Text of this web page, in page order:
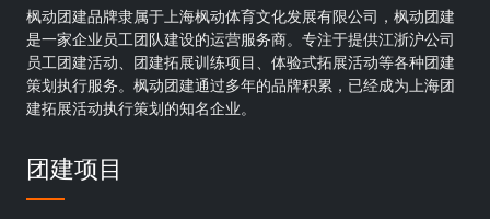
枫动团建品牌隶属于上海枫动体育文化发展有限公司，枫动团建
是一家企业员工团队建设的运营服务商。专注于提供江浙沪公司
员工团建活动、团建拓展训练项目、体验式拓展活动等各种团建
策划执行服务。枫动团建通过多年的品牌积累，已经成为上海团
建拓展活动执行策划的知名企业。
团建项目